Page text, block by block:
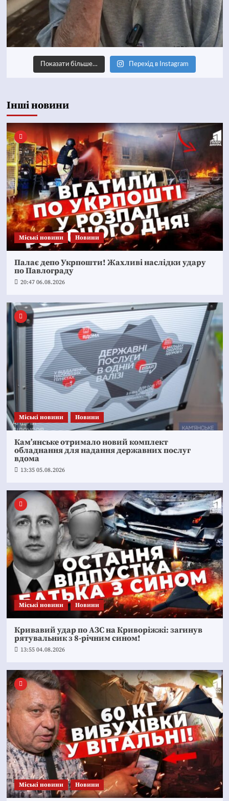
Показати більше… Перехід в Instagram
Інші новини
Mіські новини Новини
Палає депо Укрпошти! Жахливі наслідки удару
по Павлограду
20:47 06.08.2026
Mіські новини Новини
Кам’янське отримало новий комплект
обладнання для надання державних послуг
вдома
13:35 05.08.2026
Mіські новини Новини
Кривавий удар по АЗС на Криворіжжі: загинув
рятувальник з 8-річним сином!
13:55 04.08.2026
Mіські новини Новини